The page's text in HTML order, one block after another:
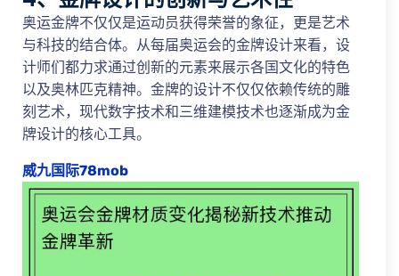
奥运金牌不仅仅是运动员获得荣誉的象征，更是艺术
与科技的结合体。从每届奥运会的金牌设计来看，设
计师们都力求通过创新的元素来展示各国文化的特色
以及奥林匹克精神。金牌的设计不仅仅依赖传统的雕
刻艺术，现代数字技术和三维建模技术也逐渐成为金
牌设计的核心工具。
威九国际78mob